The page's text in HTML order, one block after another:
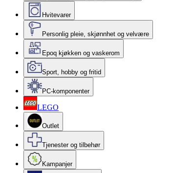
Hvitevarer
Personlig pleie, skjønnhet og velvære
Epoq kjøkken og vaskerom
Sport, hobby og fritid
PC-komponenter
LEGO
Outlet
Tjenester og tilbehør
Kampanjer